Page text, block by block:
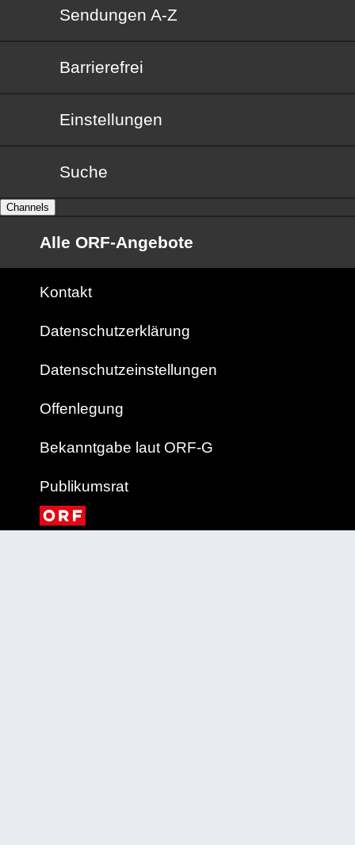
Sendungen von A bis Z
Sendungen A-Z
Barrierefrei
Barrierefrei
Einstellungen
Suche
Channels
Alle ORF-Angebote
Kontakt
Datenschutzerklärung
Datenschutzeinstellungen
Offenlegung
Bekanntgabe laut ORF-G
Publikumsrat